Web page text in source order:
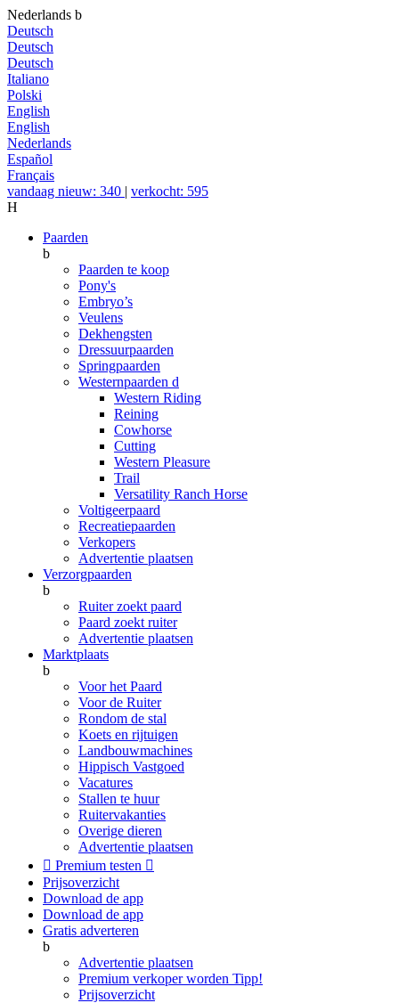
Nederlands b
Deutsch
Deutsch
Deutsch
Italiano
Polski
English
English
Nederlands
Español
Français
vandaag nieuw: 340 | verkocht: 595
H
Paarden
b
Paarden te koop
Pony's
Embryo’s
Veulens
Dekhengsten
Dressuurpaarden
Springpaarden
Westernpaarden d
Western Riding
Reining
Cowhorse
Cutting
Western Pleasure
Trail
Versatility Ranch Horse
Voltigeerpaard
Recreatiepaarden
Verkopers
Advertentie plaatsen
Verzorgpaarden
b
Ruiter zoekt paard
Paard zoekt ruiter
Advertentie plaatsen
Marktplaats
b
Voor het Paard
Voor de Ruiter
Rondom de stal
Koets en rijtuigen
Landbouwmachines
Hippisch Vastgoed
Vacatures
Stallen te huur
Ruitervakanties
Overige dieren
Advertentie plaatsen
 Premium testen 
Prijsoverzicht
Download de app
Download de app
Gratis adverteren
b
Advertentie plaatsen
Premium verkoper worden Tipp!
Prijsoverzicht